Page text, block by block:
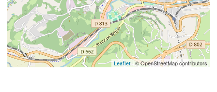
Leaflet| © OpenStreetMap contributors